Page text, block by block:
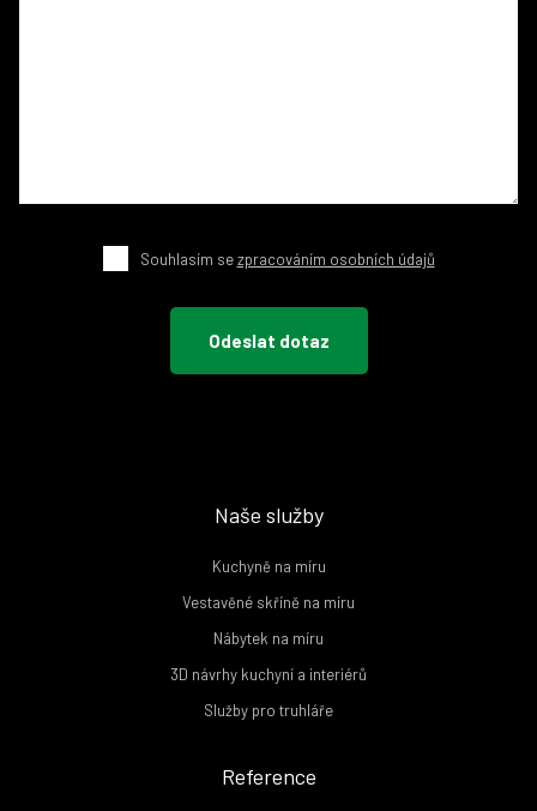
Souhlasím sezpracováním osobních údajů
Naše služby
Kuchyně na míru
Vestavěné skříně na míru
Nábytek na míru
3D návrhy kuchyní a interiérů
Služby pro truhláře
Reference